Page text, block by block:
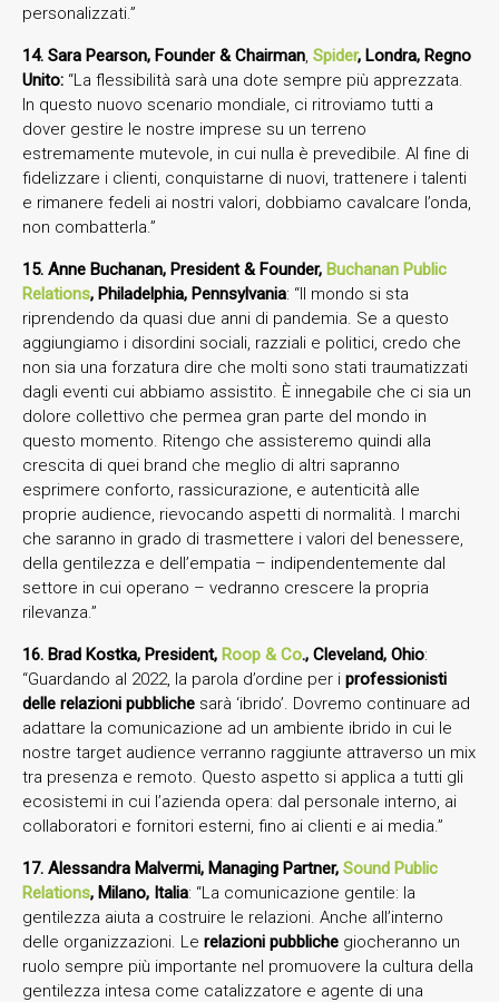
personalizzati.”
14. Sara Pearson, Founder & Chairman, Spider, Londra, Regno
Unito: “La flessibilità sarà una dote sempre più apprezzata.
In questo nuovo scenario mondiale, ci ritroviamo tutti a
dover gestire le nostre imprese su un terreno
estremamente mutevole, in cui nulla è prevedibile. Al fine di
fidelizzare i clienti, conquistarne di nuovi, trattenere i talenti
e rimanere fedeli ai nostri valori, dobbiamo cavalcare l’onda,
non combatterla.”
15. Anne Buchanan, President & Founder, Buchanan Public
Relations, Philadelphia, Pennsylvania: “Il mondo si sta
riprendendo da quasi due anni di pandemia. Se a questo
aggiungiamo i disordini sociali, razziali e politici, credo che
non sia una forzatura dire che molti sono stati traumatizzati
dagli eventi cui abbiamo assistito. È innegabile che ci sia un
dolore collettivo che permea gran parte del mondo in
questo momento. Ritengo che assisteremo quindi alla
crescita di quei brand che meglio di altri sapranno
esprimere conforto, rassicurazione, e autenticità alle
proprie audience, rievocando aspetti di normalità. I marchi
che saranno in grado di trasmettere i valori del benessere,
della gentilezza e dell’empatia – indipendentemente dal
settore in cui operano – vedranno crescere la propria
rilevanza.”
16. Brad Kostka, President, Roop & Co., Cleveland, Ohio:
“Guardando al 2022, la parola d’ordine per i professionisti
delle relazioni pubbliche sarà ‘ibrido’. Dovremo continuare ad
adattare la comunicazione ad un ambiente ibrido in cui le
nostre target audience verranno raggiunte attraverso un mix
tra presenza e remoto. Questo aspetto si applica a tutti gli
ecosistemi in cui l’azienda opera: dal personale interno, ai
collaboratori e fornitori esterni, fino ai clienti e ai media.”
17. Alessandra Malvermi, Managing Partner, Sound Public
Relations, Milano, Italia: “La comunicazione gentile: la
gentilezza aiuta a costruire le relazioni. Anche all’interno
delle organizzazioni. Le relazioni pubbliche giocheranno un
ruolo sempre più importante nel promuovere la cultura della
gentilezza intesa come catalizzatore e agente di una